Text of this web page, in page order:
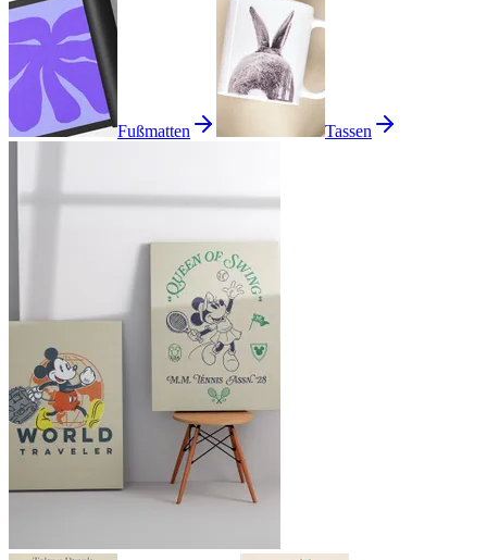
Fußmatten Tassen